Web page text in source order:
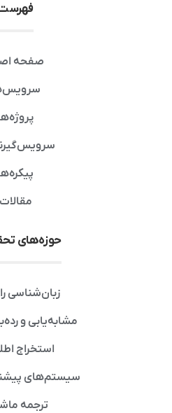
صفحه
مقالات
حوزه‌های
زبان‌شناسی
مشابه‌یابی و
استخراج
سیستم‌های
ترجمه